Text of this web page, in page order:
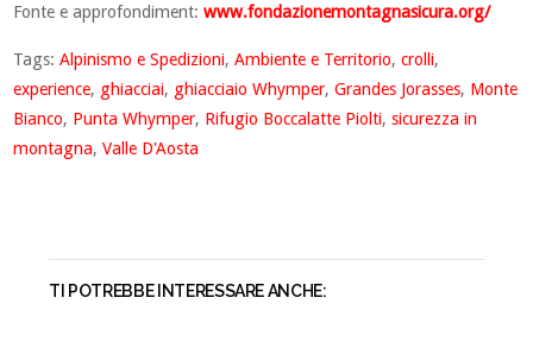
Fonte e approfondiment:www.fondazionemontagnasicura.org/
Tags:Alpinismo e Spedizioni,Ambiente e Territorio,crolli,
experience, ghiacciai, ghiacciaio Whymper,Grandes Jorasses, Monte
Bianco, Punta Whymper, Rifugio Boccalatte Piolti,sicurezza in
montagna,Valle D'Aosta
TI POTREBBE INTERESSARE ANCHE: